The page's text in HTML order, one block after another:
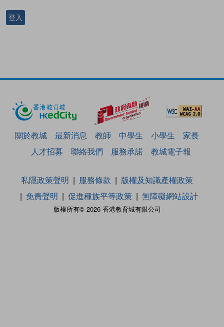
登入
關於教城 最新消息 教師 中學生 小學生
家長
人才招募
聯絡我們 服務承諾 教城電子報
版權所有© 2026 香港教育城有限公司
私隱政策聲明 服務條款
版權及知識產權政策
免責聲明
促進種族平等政策 無障礙網站設計